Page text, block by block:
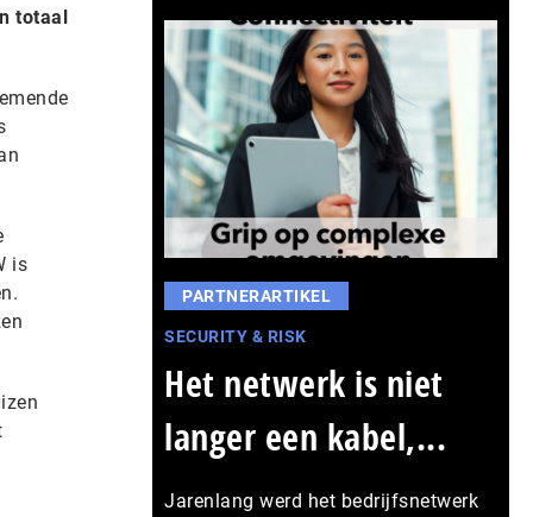
totaal
is
PARTNERARTIKEL
SECURITY & RISK
Het netwerk is niet
langer een kabel,...
Jarenlang werd het bedrijfsnetwerk